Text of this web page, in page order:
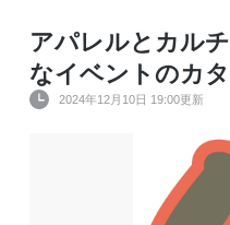
アパレルとカル
なイベントのカタ
2024年12月10日 19:00更新